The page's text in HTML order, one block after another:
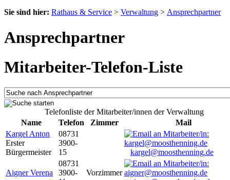
Sie sind hier: Rathaus & Service > Verwaltung > Ansprechpartner
Ansprechpartner
Mitarbeiter-Telefon-Liste
Telefonliste der Mitarbeiter/innen der Verwaltung
Name
Telefon Zimmer
Mail
Kargel Anton
Erster
Bürgermeister
08731
3900-
15
kargel@moosthenning.de
Aigner Verena
08731
3900-
Vorzimmer